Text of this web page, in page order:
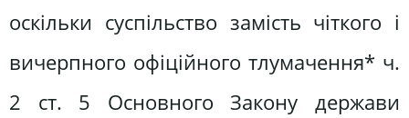
оскільки суспільство замість чіткого і
вичерпного офіційного тлумачення* ч.
2 ст. 5 Основного Закону держави